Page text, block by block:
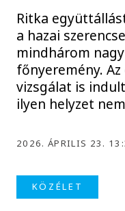
Ritka
a hazai
mindhárom
főnyeremény.
vizsgálat is
ilyen helyzet
2026. ÁPRILIS 23.
KÖZÉLET